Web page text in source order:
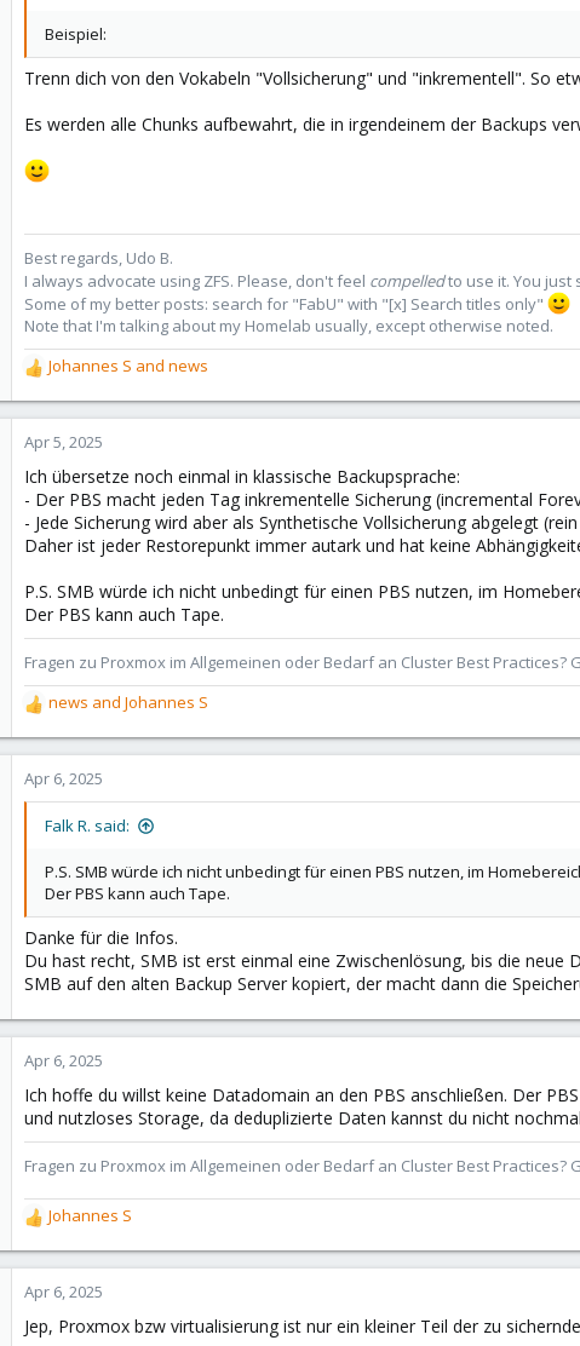
Beispiel:
Trenn dich von den Vokabeln "Vollsicherung" und "inkrementell". So
Es werden alle Chunks aufbewahrt, die in irgendeinem der Backups
Best regards, Udo B.
I always advocate using ZFS. Please, don't feel compelledto use it. You just
Some of my better posts: search for "FabU" with "[x] Search titles only"
Note that I'm talking about my Homelab usually, except otherwise noted.
R
e
a
c
i
o
n
s
Johannes S and news
Apr 5, 2025
Ich übersetze noch einmal in klassische Backupsprache:
- Der PBS macht jeden Tag inkrementelle Sicherung (incremental
- Jede Sicherung wird aber als Synthetische Vollsicherung abgelegt
Daher ist jeder Restorepunkt immer autark und hat keine
P.S. SMB würde ich nicht unbedingt für einen PBS nutzen, im
Der PBS kann auch Tape.
Fragen zu Proxmox im Allgemeinen oder Bedarf an Cluster Best
R
e
a
c
t
news and Johannes S
Apr 6, 2025
Falk R. said:
P.S. SMB würde ich nicht unbedingt für einen PBS nutzen, im
Der PBS kann auch Tape.
Danke für die Infos.
Du hast recht, SMB ist erst einmal eine Zwischenlösung, bis die
SMB auf den alten Backup Server kopiert, der macht dann die
Apr 6, 2025
Ich hoffe du willst keine Datadomain an den PBS anschließen. Der
und nutzloses Storage, da deduplizierte Daten kannst du nicht
Fragen zu Proxmox im Allgemeinen oder Bedarf an Cluster Best
R
e
a
c
i
Johannes S
Apr 6, 2025
Jep, Proxmox bzw virtualisierung ist nur ein kleiner Teil der zu